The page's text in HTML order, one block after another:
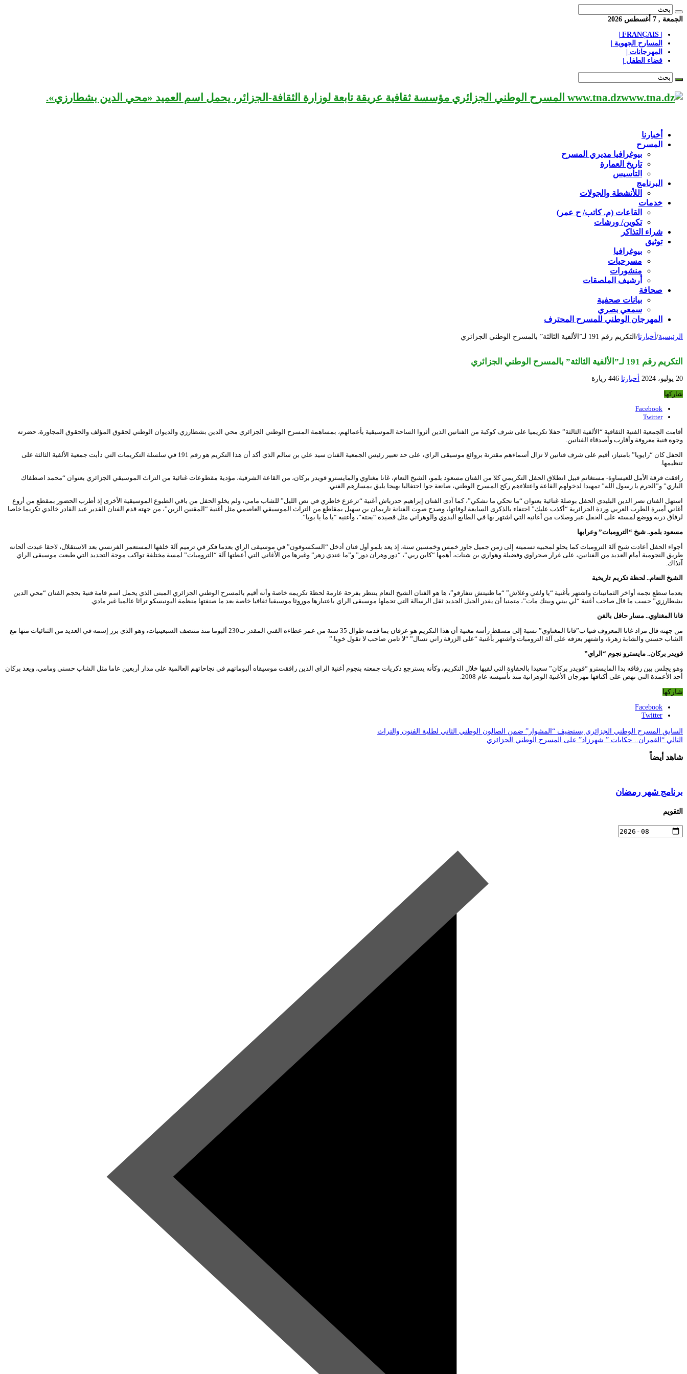
الجمعة , 7 أغسطس 2026
المسارح الجهوية |
المهرجانات |
فضاء الطفل |
www.tna.dz المسرح الوطني الجزائري مؤسسة ثقافية عريقة تابعة لوزارة الثقافة-الجزائر، يحمل اسم العميد «محي الدين بشطارزي».
أخبارنا
المسرح
بيوغرافيا مديري المسرح
تاريخ العمارة
التأسيس
البرنامج
اللأنشطة والجولات
خدمات
القاعات (م. كاتب/ ح عمر)
تكوين/ ورشات
شراء التذاكر
توثيق
بيوغرافيا
مسرحيات
منشورات
أرشيف الملصقات
صحافة
بيانات صحفية
سمعي بصري
المهرجان الوطني للمسرح المحترف
الرئيسية/ أخبارنا/ التكريم رقم 191 لـ”الألفية الثالثة” بالمسرح الوطني الجزائري
التكريم رقم 191 لـ”الألفية الثالثة” بالمسرح الوطني الجزائري
20 يوليو، 2024 أخبارنا 446 زيارة
شاركها
Facebook
Twitter
أقامت الجمعية الفنية الثقافية “الألفية الثالثة” حفلا تكريميا على شرف كوكبة من الفنانين الذين أثروا الساحة الموسيقية بأعمالهم، بمساهمة المسرح الوطني الجزائري محي الدين بشطارزي والديوان الوطني لحقوق المؤلف والحقوق المجاورة، حضرته
وجوه فنية معروفة وأقارب وأصدقاء الفنانين.
الحفل كان “رايويا” بامتياز، أقيم على شرف فنانين لا تزال أسماءهم مقترنة بروائع موسيقى الراي، على حد تعبير رئيس الجمعية الفنان سيد علي بن سالم الذي أكد أن هذا التكريم هو رقم 191 في سلسلة التكريمات التي دأبت جمعية الألفية الثالثة على
تنظيمها.
رافقت فرقة الأمل للعيساوة- مستغانم قبيل انطلاق الحفل التكريمي كلا من الفنان مسعود بلمو، الشيخ النعام، غانا مغناوي والمايسترو قويدر بركان، من القاعة الشرفية، مؤدية مقطوعات غنائية من التراث الموسيقي الجزائري بعنوان “محمد اصطفاك
الباري” و”الحرم يا رسول الله” تمهيدا لدخولهم القاعة واعتلاءهم ركح المسرح الوطني، صانعة جوا احتفاليا بهيجا يليق بمسارهم الفني.
استهل الفنان نصر الدين البليدي الحفل بوصلة غنائية بعنوان “ما نحكي ما نشكي”، كما آدى الفنان إبراهيم حدرباش أغنية “تزعزع خاطري في نص الليل” للشاب مامي، ولم يخلو الحفل من باقي الطبوع الموسيقية الأخرى إذ أطرب الحضور بمقطع من أروع
أغاني أميرة الطرب العربي وردة الجزائرية “أكذب عليك” احتفاء بالذكرى السابعة لوفاتها، وصدح صوت الفنانة ناريمان بن سهيل بمقاطع من التراث الموسيقي العاصمي مثل أغنية “المقنين الزين”، من جهته قدم الفنان القدير عبد القادر خالدي تكريما خاصا
لرفاق دربه ووضع لمسته على الحفل عبر وصلات من أغانيه التي اشتهر بها في الطابع البدوي والوهراني مثل قصيدة “بختة”، وأغنية “يا ما يا بويا”.
مسعود بلمو.. شيخ “الترومبات” وعرابها
أجواء الحفل أعادت شيخ آلة الترومبات كما يحلو لمحبيه تسميته إلى زمن جميل جاوز خمس وخمسين سنة، إذ يعد بلمو أول فنان أدخل “السكسوفون” في موسيقى الراي بعدما فكر في ترميم آلة خلفها المستعمر الفرنسي بعد الاستقلال، لاحقا عبدت ألحانه
طريق النجومية أمام العديد من الفنانين، على غرار صحراوي وفضيلة وهواري بن شنات، أهمها “كاين ربي”، “دور وهران دور” و”ما عندي زهر” وغيرها من الأغاني التي أعطتها آلة “الترومبات” لمسة مختلفة تواكب موجة التجديد التي طبعت موسيقى الراي
آنذاك.
الشيخ النعام.. لحظة تكريم تاريخية
بعدما سطع نجمه أواخر الثمانينات واشتهر بأغنية “يا ولفي وعلاش” “ما ظنيتش نتفارقو”، ها هو الفنان الشيخ النعام ينتظر بفرحة عارمة لحظة تكريمه خاصة وأنه أقيم بالمسرح الوطني الجزائري المبنى الذي يحمل اسم قامة فنية بحجم الفنان “محي الدين
بشطارزي” حسب ما قال صاحب أغنية “لي بيني وبينك مات”، متمنيا أن يقدر الجيل الجديد ثقل الرسالة التي تحملها موسيقى الراي باعتبارها موروثا موسيقيا ثقافيا خاصة بعد ما صنفتها منظمة اليونيسكو تراثا عالميا غير مادي.
قانا المغناوي.. مسار حافل بالفن
من جهته قال مراد غانا المعروف فنيا ب”قانا المغناوي” نسبة إلى مسقط رأسه مغنية أن هذا التكريم هو عرفان بما قدمه طوال 35 سنة من عمر عطاءه الفني المقدر ب230 ألبوما منذ منتصف السبعينيات، وهو الذي برز إسمه في العديد من الثنائيات منها مع
الشاب حسني والشابة زهرة، واشتهر بعزفه على آلة الترومبات واشتهر بأغنية “على الزرقة راني نسال” “لا تامن صاحب لا تقول خويا.”
قويدر بركان.. مايسترو نجوم “الراي”
وهو يجلس بين رفاقه بدا المايسترو “قويدر بركان” سعيدا بالحفاوة التي لقيها خلال التكريم، وكأنه يسترجع ذكريات جمعته بنجوم أغنية الراي الذين رافقت موسيقاه ألبوماتهم في نجاحاتهم العالمية على مدار أربعين عاما مثل الشاب حسني ومامي، ويعد بركان
أحد الأعمدة التي نهض على أكتافها مهرجان الأغنية الوهرانية منذ تأسيسه عام 2008.
شاركها
Facebook
Twitter
السابق المسرح الوطني الجزائري يستضيف “المشوار” ضمن الصالون الوطني الثاني لطلبة الفنون والتراث
التالي “القمران.. حكايات ” شهرزاد” على المسرح الوطني الجزائري
شاهد أيضاً
برنامج شهر رمضان
التقويم